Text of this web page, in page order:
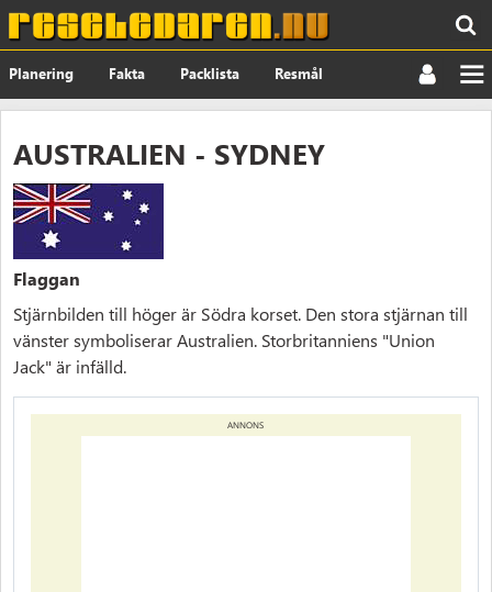
Planering Fakta Packlista Resmål
AUSTRALIEN - SYDNEY
Flaggan
Stjärnbilden till höger är Södra korset. Den stora stjärnan till
vänster symboliserar Australien. Storbritanniens "Union
Jack" är infälld.
ANNONS